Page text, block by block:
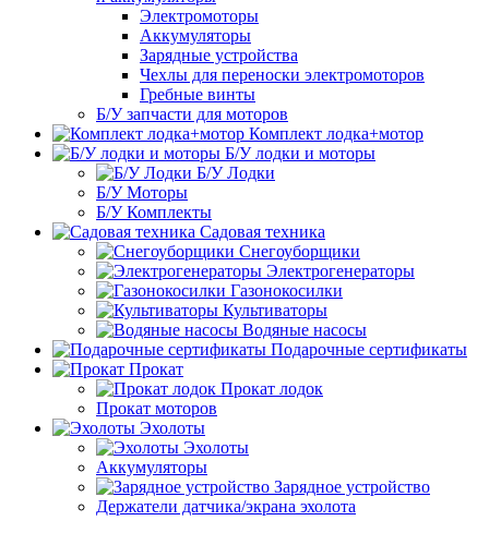
Электромоторы
Аккумуляторы
Зарядные устройства
Чехлы для переноски электромоторов
Гребные винты
Б/У запчасти для моторов
Комплект лодка+мотор
Б/У лодки и моторы
Б/У Лодки
Б/У Моторы
Б/У Комплекты
Садовая техника
Снегоуборщики
Электрогенераторы
Газонокосилки
Культиваторы
Водяные насосы
Подарочные сертификаты
Прокат
Прокат лодок
Прокат моторов
Эхолоты
Эхолоты
Аккумуляторы
Зарядное устройство
Держатели датчика/экрана эхолота